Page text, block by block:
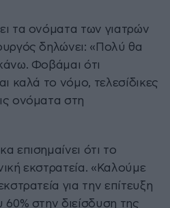
τα ονόματα των γιατρών
δηλώνει: «Πολύ θα
Φοβάμαι ότι
καλά το νόμο, τελεσίδικες
ονόματα στη
επισημαίνει ότι το
εκστρατεία. «Καλούμε
για την επίτευξη
στην διείσδυση της